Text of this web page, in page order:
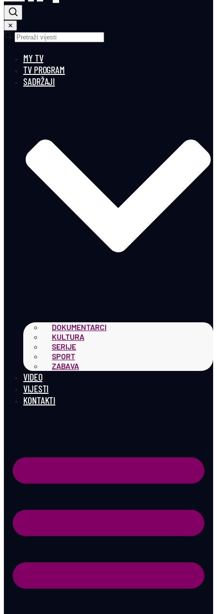
✕
MY TV
TV PROGRAM
SADRŽAJI
DOKUMENTARCI
KULTURA
SERIJE
SPORT
ZABAVA
VIDEO
VIJESTI
KONTAKTI